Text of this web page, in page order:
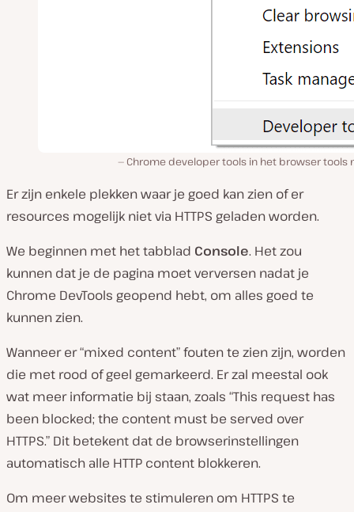
Chrome developer tools in het browser tools
Er zijn enkele plekken waar je goed kan zien of er
resources mogelijk niet via HTTPS geladen worden.
We beginnen met het tabblad Console. Het zou
kunnen dat je de pagina moet verversen nadat je
Chrome DevTools geopend hebt, om alles goed te
kunnen zien.
Wanneer er “mixed content” fouten te zien zijn, worden
die met rood of geel gemarkeerd. Er zal meestal ook
wat meer informatie bij staan, zoals “This request has
been blocked; the content must be served over
HTTPS.” Dit betekent dat de browserinstellingen
automatisch alle HTTP content blokkeren.
Om meer websites te stimuleren om HTTPS te